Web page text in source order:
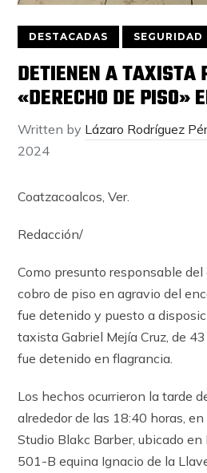
DESTACADAS SEGURIDAD
DETIENEN A TAXISTA
«DERECHO DE PISO»
Written by Lázaro Rodríguez
2024
Coatzacoalcos, Ver.
Redacción/
Como presunto responsable
cobro de piso en agravio del
fue detenido y puesto a
taxista Gabriel Mejía Cruz, de
fue detenido en flagrancia.
Los hechos ocurrieron la tarde
alrededor de las 18:40 horas,
Studio Blakc Barber, ubicado
501-B equina Ignacio de la